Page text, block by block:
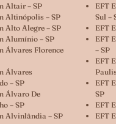
Altair – SP
Altinópolis – SP
Alto Alegre – SP
Alumínio – SP
Álvares Florence
Álvares
– SP
Álvaro De
– SP
Alvinlândia – SP
EFT
Sul –
EFT
EFT
– SP
EFT
EFT
SP
EFT
EFT